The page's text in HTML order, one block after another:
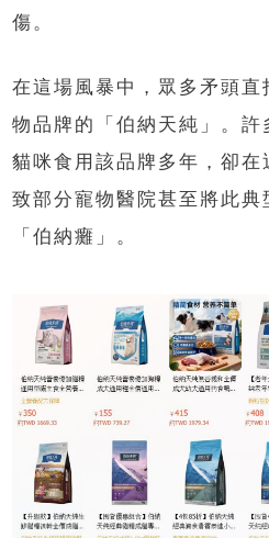
傷。
在這場風暴中，眾多矛頭直
物品牌的「伯納天純」。許
貓咪食用該品牌多年，卻
致部分寵物醫院甚至將此典
「伯納癱」。